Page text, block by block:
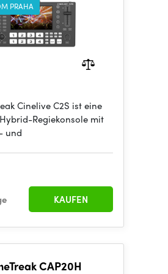
PRAHA
Cinelive C2S ist eine
Regiekonsole mit
und
KAUFEN
CAP20H